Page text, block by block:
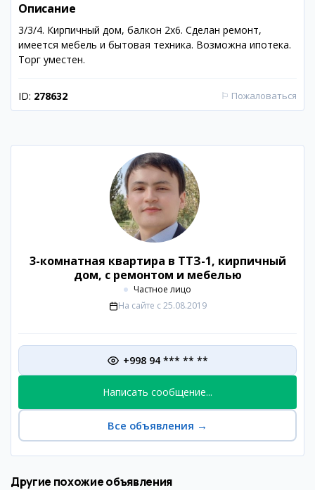
Описание
3/3/4. Кирпичный дом, балкон 2х6. Сделан ремонт,
имеется мебель и бытовая техника. Возможна ипотека.
Торг уместен.
ID: 278632 ⚐ Пожаловаться
3-комнатная квартира в ТТЗ-1, кирпичный
дом, с ремонтом и мебелью
Частное лицо
На сайте с 25.08.2019
+998 94 *** ** **
Написать сообщение...
Все объявления →
Другие похожие объявления